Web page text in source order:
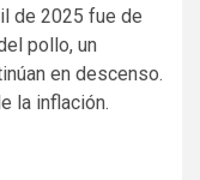
de 2025 fue de
pollo, un
en descenso.
la inflación.